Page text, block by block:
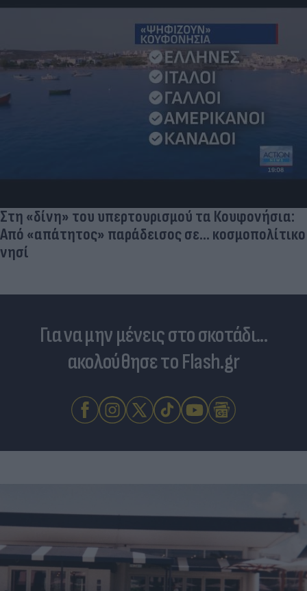
Ποδοσφαιριστές που σίγουρα πίστευες ότι έχουν
σταματήσει κι όμως παίζουν ακόμα μπάλα
Για να μην μένεις στο σκοτάδι...
ακολούθησε το Flash.gr